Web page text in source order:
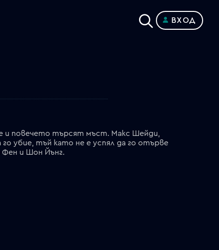
ВХОД
и повечето търсят мъст. Макс Шейди,
убие, тъй като не е успял да го отърве
Фен и Шон Йънг.